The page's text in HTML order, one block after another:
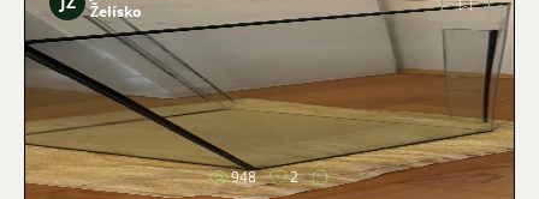
Obrázek
Želísko
948 2